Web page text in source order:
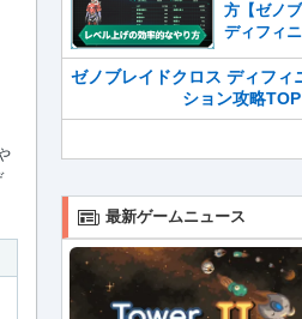
方【ゼノ
ディフィ
ョン】
ゼノブレイドクロス ディフィ
ション攻略TOP
最新ゲームニュース